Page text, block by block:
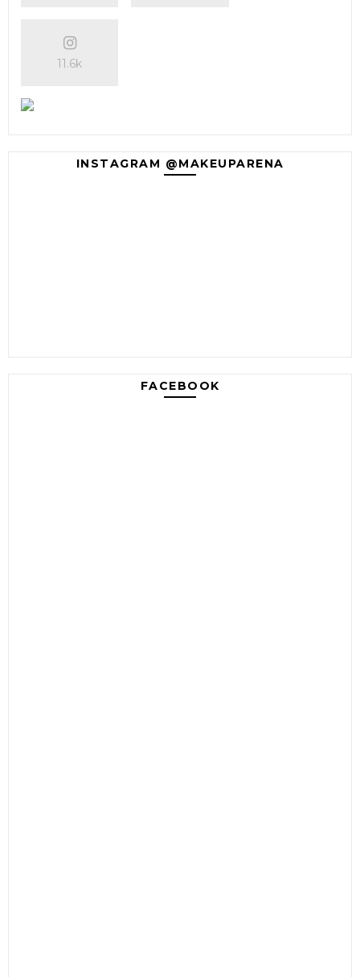
11.6k
INSTAGRAM @MAKEUPARENA
FACEBOOK